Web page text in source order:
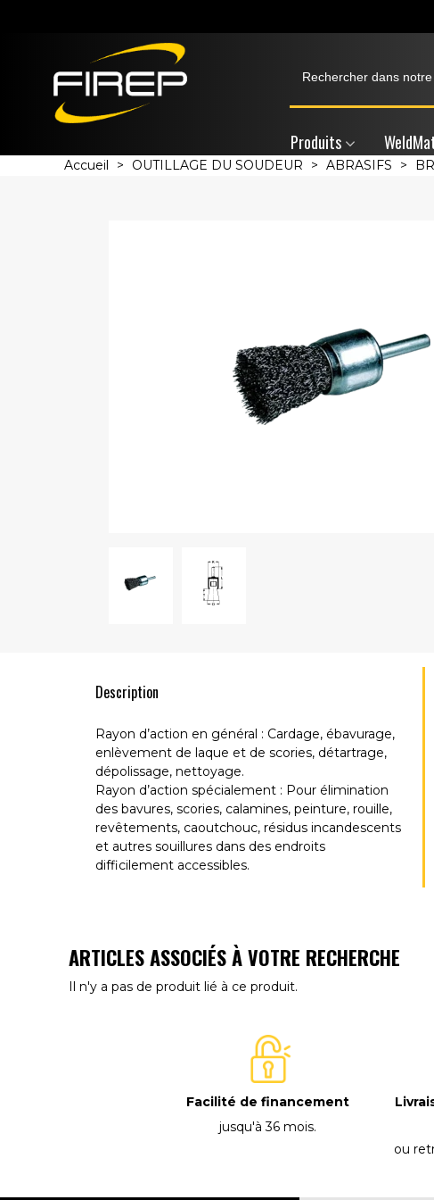
Produits
Accueil > OUTILLAGE DU SOUDEUR > ABRASIFS >
Description
Rayon d’action en général : Cardage, ébavurage,
enlèvement de laque et de scories, détartrage,
dépolissage, nettoyage.
Rayon d’action spécialement : Pour élimination
des bavures, scories, calamines, peinture, rouille,
revêtements, caoutchouc, résidus incandescents
et autres souillures dans des endroits
difficilement accessibles.
ARTICLES ASSOCIÉS À VOTRE RECHERCHE
Il n'y a pas de produit lié à ce produit.
Facilité de financement
jusqu'à 36 mois.
ou